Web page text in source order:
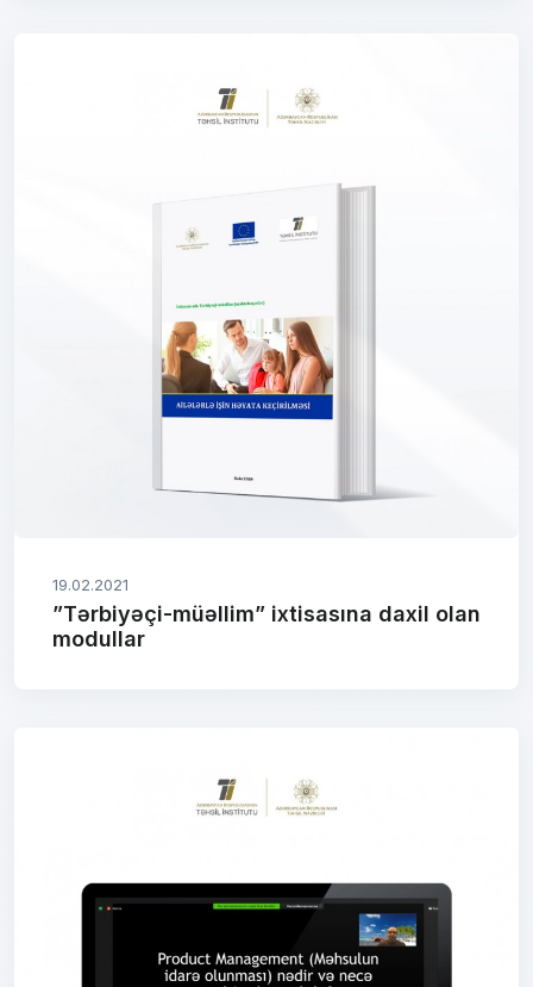
19.02.2021
”Tərbiyəçi-müəllim” ixtisasına daxil olan
modullar